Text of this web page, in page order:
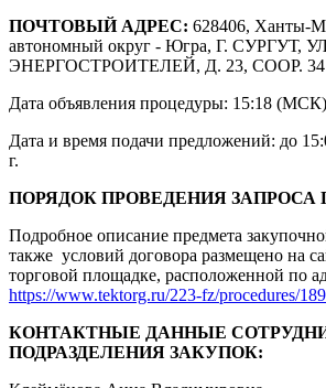
ПОЧТОВЫЙ АДРЕС: 628406, Ханты-
автономный округ - Югра, Г. СУРГУТ,
ЭНЕРГОСТРОИТЕЛЕЙ, Д. 23, СООР. 34
Дата объявления процедуры: 15:18 (МСК)
Дата и время подачи предложений: до
г.
ПОРЯДОК ПРОВЕДЕНИЯ
Подробное описание предмета
также условий договора размещено на
торговой площадке, расположенной по
https://www.tektorg.ru/223-fz/procedures/
КОНТАКТНЫЕ ДАННЫЕ
ПОДРАЗДЕЛЕНИЯ ЗАКУПОК: